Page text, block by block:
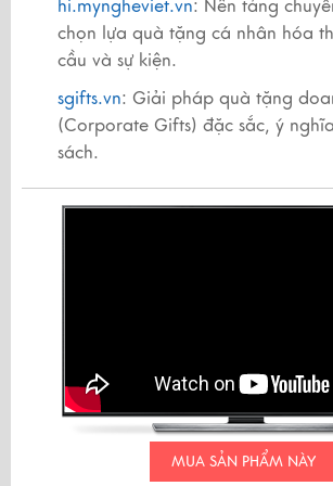
hi.myngheviet.vn: Nền tảng
chọn lựa quà tặng cá nhân hóa
cầu và sự kiện.
sgifts.vn: Giải pháp quà tặng
(Corporate Gifts) đặc sắc, ý
sách.
MUA SẢN PHẨM NÀY